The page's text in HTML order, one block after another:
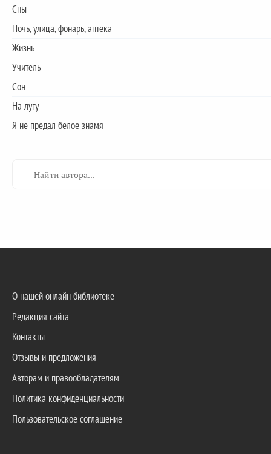
Сны
Ночь, улица, фонарь, аптека
Жизнь
Учитель
Сон
На лугу
Я не предал белое знамя
О нашей онлайн библиотеке
Редакция сайта
Контакты
Отзывы и предложения
Авторам и правообладателям
Политика конфиденциальности
Пользовательское соглашение